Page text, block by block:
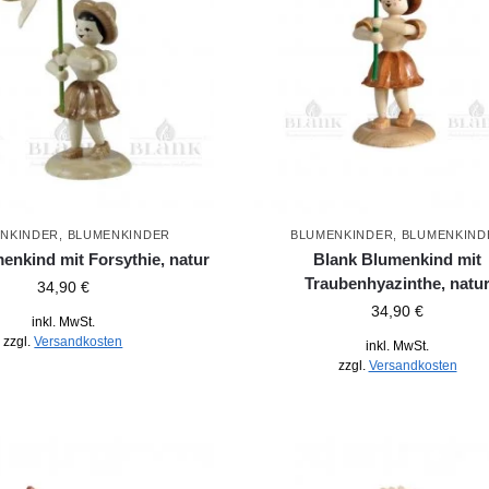
BLUMENKINDER
mit Forsythie, natur
34,90 €
inkl. MwSt.
zzgl.Versandkosten
BLUMENKINDER
Blank Blumenkind mit
Traubenhyazinthe, natur
34,90 €
inkl. MwSt.
zzgl. Versandkosten